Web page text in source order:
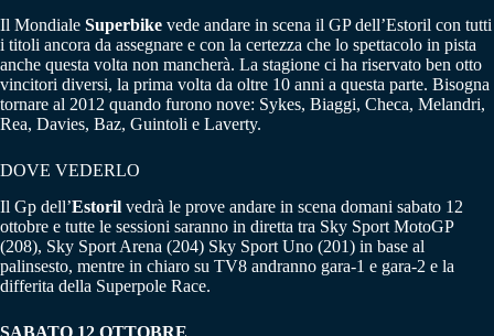
Il Mondiale Superbike vede andare in scena il GP dell’Estoril con tutti
i titoli ancora da assegnare e con la certezza che lo spettacolo in pista
anche questa volta non mancherà. La stagione ci ha riservato ben otto
vincitori diversi, la prima volta da oltre 10 anni a questa parte. Bisogna
tornare al 2012 quando furono nove: Sykes, Biaggi, Checa, Melandri,
Rea, Davies, Baz, Guintoli e Laverty.
DOVE VEDERLO
Il Gp dell’Estoril vedrà le prove andare in scena domani sabato 12
ottobre e tutte le sessioni saranno in diretta tra Sky Sport MotoGP
(208), Sky Sport Arena (204) Sky Sport Uno (201) in base al
palinsesto, mentre in chiaro su TV8 andranno gara-1 e gara-2 e la
differita della Superpole Race.
SABATO 12 OTTOBRE